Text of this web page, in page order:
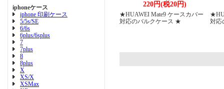
iphoneケース
iphone 印刷ケース
5/5s/SE
6/6s
6plus/6splus
7
7plus
8
8plus
X
XS/X
XSMax
220円(税20円)
★HUAWEI Mate9 ケースカバー
対応のバルクケース ★
対応